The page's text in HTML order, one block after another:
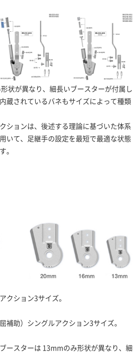
状が異なり、細長いブースターが付属し
蔵されているバネもサイズによって種類
ションは、後述する理論に基づいた体系
いて、足継手の設定を最短で最適な状態
。
クション3サイズ。
補助）シングルアクション3サイズ。
ースターは 13mmのみ形状が異なり、細